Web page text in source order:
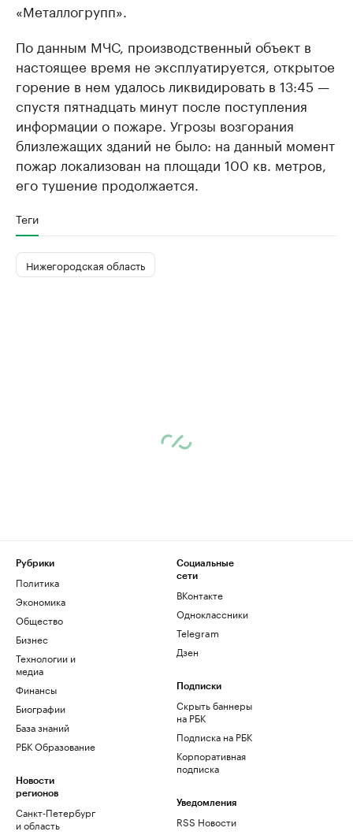
«Металлогрупп».
По данным МЧС, производственный объект в
настоящее время не эксплуатируется, открытое
горение в нем удалось ликвидировать в 13:45 —
спустя пятнадцать минут после поступления
информации о пожаре. Угрозы возгорания
близлежащих зданий не было: на данный момент
пожар локализован на площади 100 кв. метров,
его тушение продолжается.
Теги
Нижегородская область
Рубрики
Политика
Экономика
Общество
Бизнес
Технологии и
медиа
Финансы
Биографии
База знаний
РБК Образование
Новости
регионов
Санкт-Петербург
и область
Социальные
сети
ВКонтакте
Одноклассники
Telegram
Дзен
Подписки
Скрыть баннеры
на РБК
Подписка на РБК
Корпоративная
подписка
Уведомления
RSS Новости